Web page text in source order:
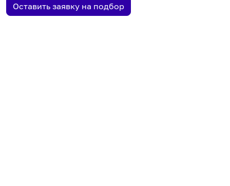
Оставить заявку на подбор